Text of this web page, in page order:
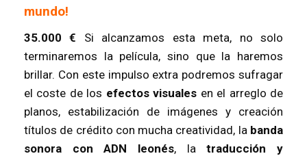
mundo!
35.000 € Si alcanzamos esta meta, no solo
terminaremos la película, sino que la haremos
brillar. Con este impulso extra podremos sufragar
el coste de los efectos visuales en el arreglo de
planos, estabilización de imágenes y creación
títulos de crédito con mucha creatividad, la banda
sonora con ADN leonés, latraducción y